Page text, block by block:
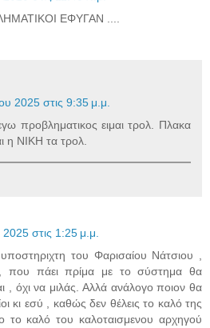
ΕΦΥΓΑΝ ....
2025 στις 9:35 μ.μ.
προβληματικος ειμαι τρολ. Πλακα
η ΝΙΚΗ τα τρολ.
στις 1:25 μ.μ.
του Φαρισαίου Νάτσιου ,
, που πάει πρίμα με το σύστημα θα
, όχι να μιλάς. Αλλά ανάλογο ποιον θα
κι εσύ , καθώς δεν θέλεις το καλό της
το καλό του καλοταισμενου αρχηγού